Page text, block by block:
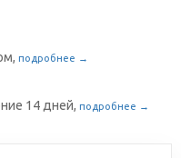
подробнее →
14 дней, подробнее →